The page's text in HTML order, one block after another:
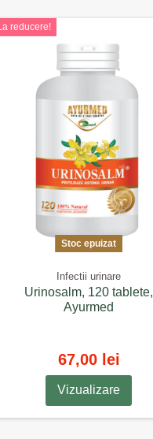
reducere!
Stoc epuizat
Infectii urinare
Urinosalm, 120 tablete,
Ayurmed
67,00 lei
Vizualizare